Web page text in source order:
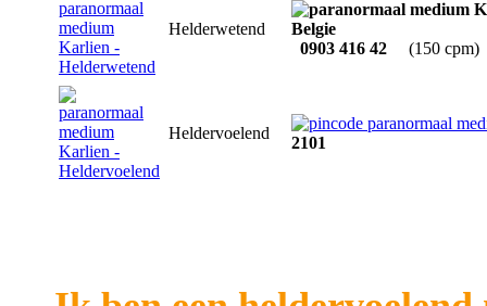
Helderwetend
0903 416 42
(150 cpm)
Heldervoelend
2101